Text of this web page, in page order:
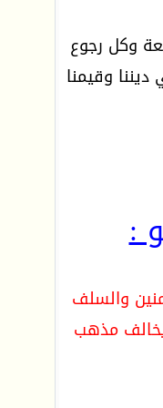
وكل رجوع
وقيمنا
:
والسلف
يخالف مذهب